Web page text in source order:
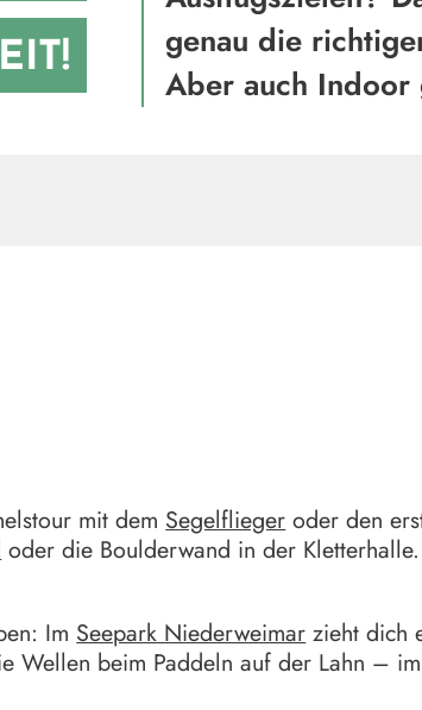
genau die
Aber auch Indoor
mit dem Segelflieger oder den
oder die Boulderwand in der
Im Seepark Niederweimar zieht dich
Wellen beim Paddeln auf der Lahn –